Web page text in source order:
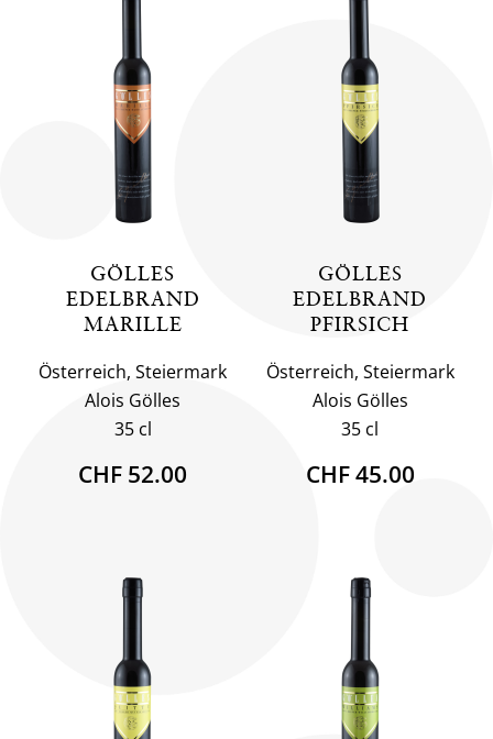
GÖLLES
EDELBRAND
MARILLE
Österreich, Steiermark
Alois Gölles
35 cl
CHF 52.00
GÖLLES
EDELBRAND
PFIRSICH
Österreich, Steiermark
Alois Gölles
35 cl
CHF 45.00